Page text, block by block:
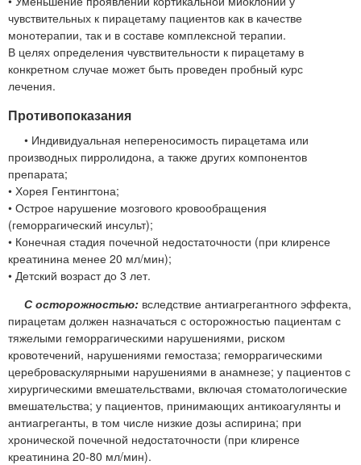
чувствительных к пирацетаму пациентов как в качестве
монотерапии, так и в составе комплексной терапии.
В целях определения чувствительности к пирацетаму в
конкретном случае может быть проведен пробный курс
лечения.
Противопоказания
• Индивидуальная непереносимость пирацетама или
производных пирролидона, а также других компонентов
препарата;
• Хорея Гентингтона;
• Острое нарушение мозгового кровообращения
(геморрагический инсульт);
• Конечная стадия почечной недостаточности (при клиренсе
креатинина менее 20 мл/мин);
• Детский возраст до 3 лет.
С осторожностью: вследствие антиагрегантного эффекта,
пирацетам должен назначаться с осторожностью пациентам с
тяжелыми геморрагическими нарушениями, риском
кровотечений, нарушениями гемостаза; геморрагическими
цереброваскулярными нарушениями в анамнезе; у пациентов с
хирургическими вмешательствами, включая стоматологические
вмешательства; у пациентов, принимающих антикоагулянты и
антиагреганты, в том числе низкие дозы аспирина; при
хронической почечной недостаточности (при клиренсе
креатинина 20-80 мл/мин).